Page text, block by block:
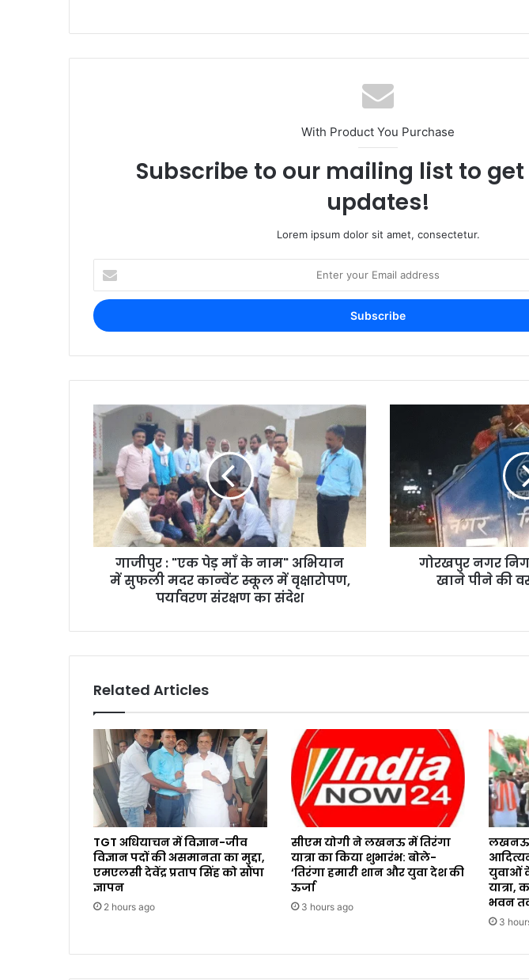
With Product You Purchase
Subscribe to our mailing list to
updates!
Lorem ipsum dolor sit amet, consectetur.
गाजीपुर : "एक पेड़ माँ के नाम" अभियान
में सुफली मदर कान्वेंट स्कूल में वृक्षारोपण,
पर्यावरण संरक्षण का संदेश
गोरखपुर नगर
खाने पीने की
Related Articles
TGT अधियाचन में विज्ञान-जीव
विज्ञान पदों की असमानता का मुद्दा,
एमएलसी देवेंद्र प्रताप सिंह को सौंपा
ज्ञापन
2 hours ago
सीएम योगी ने लखनऊ में तिरंगा
यात्रा का किया शुभारंभ: बोले-
‘तिरंगा हमारी शान और युवा देश की
ऊर्जा
3 hours ago
लखनऊ :
युवाओं
यात्रा,
भवन
3